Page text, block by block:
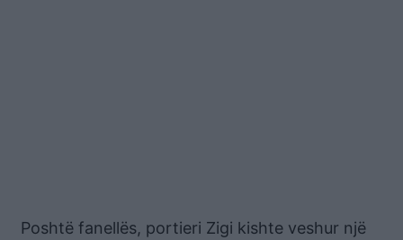
Poshtë fanellës, portieri Zigi kishte veshur një